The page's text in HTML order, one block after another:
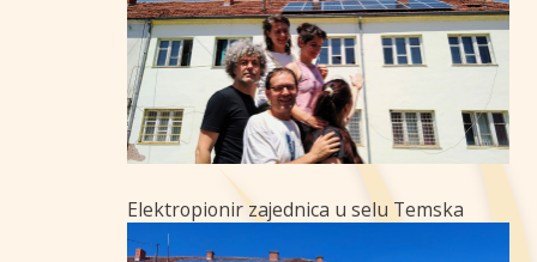
Elektropionir zajednica u selu Temska